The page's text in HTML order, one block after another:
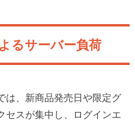
るサーバー負荷
は、新商品発売日や限定グ
セスが集中し、ログインエ